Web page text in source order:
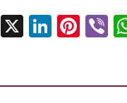
Facebook
X